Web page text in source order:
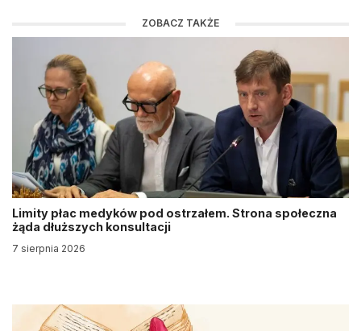
ZOBACZ TAKŻE
Limity płac medyków pod ostrzałem. Strona społeczna
żąda dłuższych konsultacji
7 sierpnia 2026